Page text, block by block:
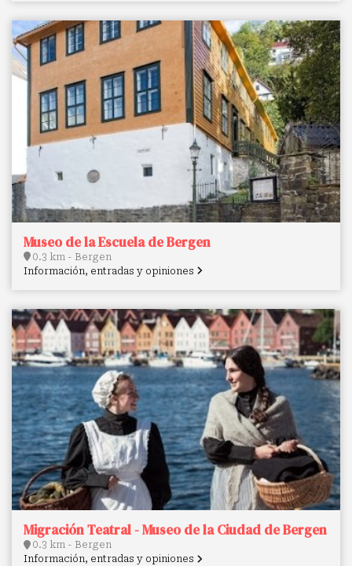
Museo de la Escuela de Bergen
0.3 km - Bergen
Información, entradas y opiniones
Migración Teatral - Museo de la Ciudad de Bergen
0.3 km - Bergen
Información, entradas y opiniones